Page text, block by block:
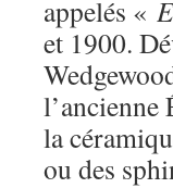
appelés «
et 1900.
l’ancienne
la
ou des